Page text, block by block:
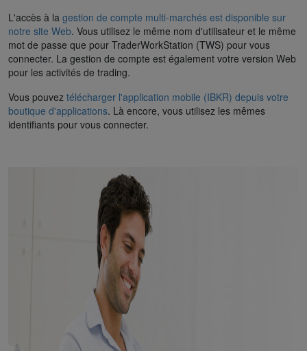
L'accès à la gestion de compte multi-marchés est disponible sur
notre site Web. Vous utilisez le même nom d'utilisateur et le même
mot de passe que pour TraderWorkStation (TWS) pour vous
connecter. La gestion de compte est également votre version Web
pour les activités de trading.
Vous pouvez télécharger l'application mobile (IBKR) depuis votre
boutique d'applications. Là encore, vous utilisez les mêmes
identifiants pour vous connecter.